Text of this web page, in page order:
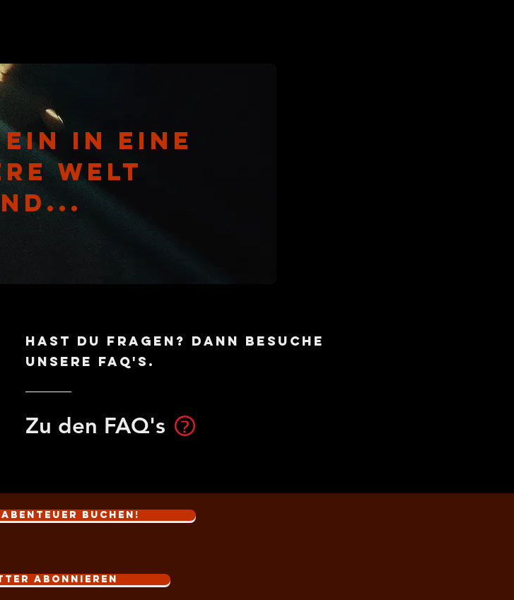
ein in eine
Welt
Hast du Fragen? Dann besuche
unsere FAQ's.
Zu den FAQ's
buchen!
abonnieren